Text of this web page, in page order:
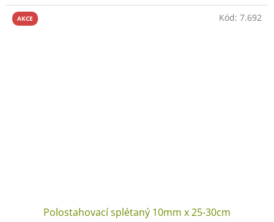
AKCE
Polostahovací splétaný 10mm x 25-30cm
Kód: 7.692